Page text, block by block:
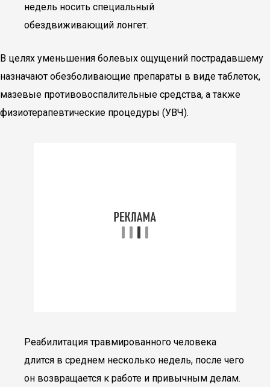
недель носить специальный
обездвиживающий лонгет.
В целях уменьшения болевых ощущений пострадавшему
назначают обезболивающие препараты в виде таблеток,
мазевые противовоспалительные средства, а также
физиотерапевтические процедуры (УВЧ).
Реабилитация травмированного человека
длится в среднем несколько недель, после чего
он возвращается к работе и привычным делам.